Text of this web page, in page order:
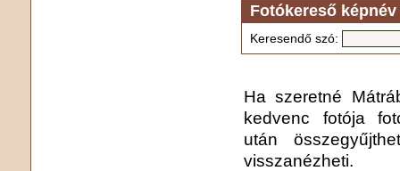
Fotókereső
Keresendő szó:
Ha szeretné
kedvenc fotója
után
visszanézheti.